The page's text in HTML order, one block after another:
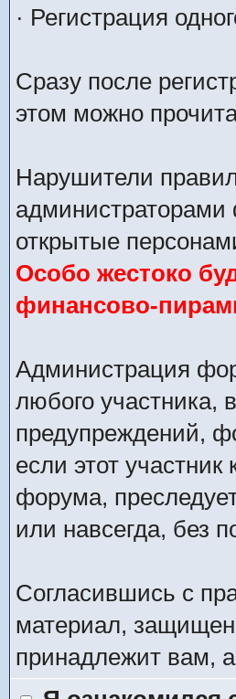
· Регистрация
Сразу после
этом можно
Нарушители
открытые
Особо жестоко
финансово-
Администрация
любого участника,
предупреждений,
если этот
форума,
или навсегда, без
Согласившись с
материал,
принадлежит вам,